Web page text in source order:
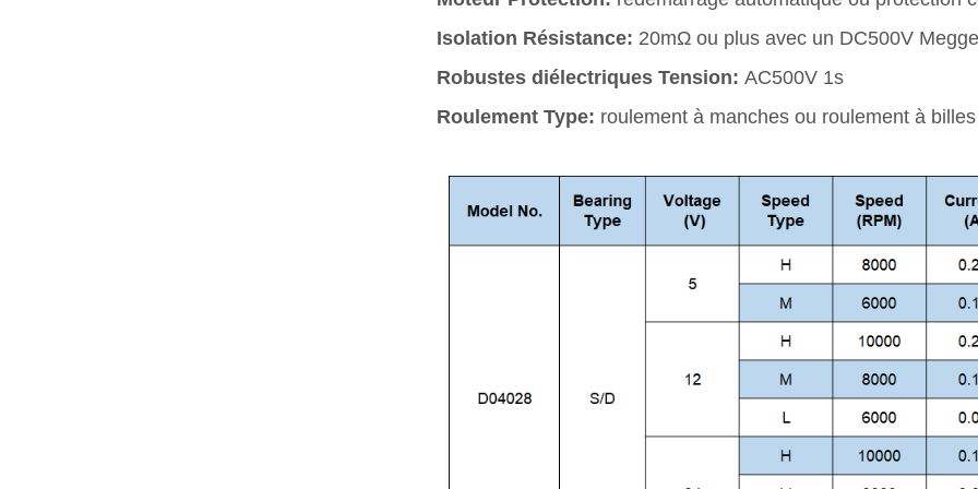
Isolation Résistance: 20mΩ ou plus avec un DC500V
Robustes diélectriques Tension: AC500V 1s
Roulement Type: roulement à manches ou roulement à billes